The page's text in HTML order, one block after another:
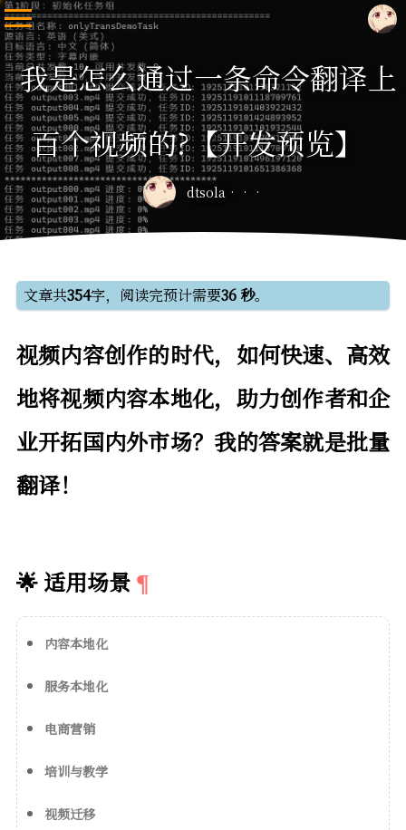
我是怎么通过一条命令翻译上
百个视频的?【开发预览】
dtsola
文章共354字，阅读完预计需要36 秒。
视频内容创作的时代，如何快速、高效
地将视频内容本地化，助力创作者和企
业开拓国内外市场？我的答案就是批量
翻译！
🌟 适用场景
内容本地化
服务本地化
电商营销
培训与教学
视频迁移